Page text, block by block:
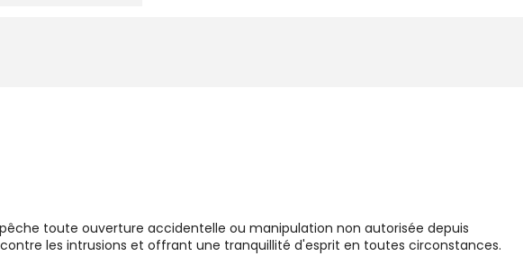
toute ouverture accidentelle ou manipulation non autorisée depuis
les intrusions et offrant une tranquillité d'esprit en toutes circonstances.